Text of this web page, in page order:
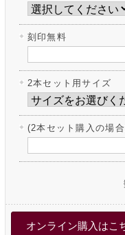
刻印無料
2本セット用サイズ
(2本セット購入の場